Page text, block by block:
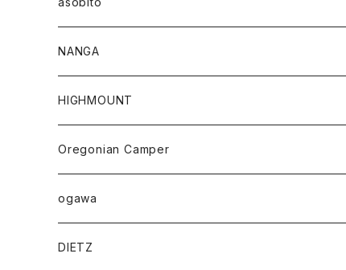
NANGA
HIGHMOUNT
Oregonian Camper
ogawa
DIETZ